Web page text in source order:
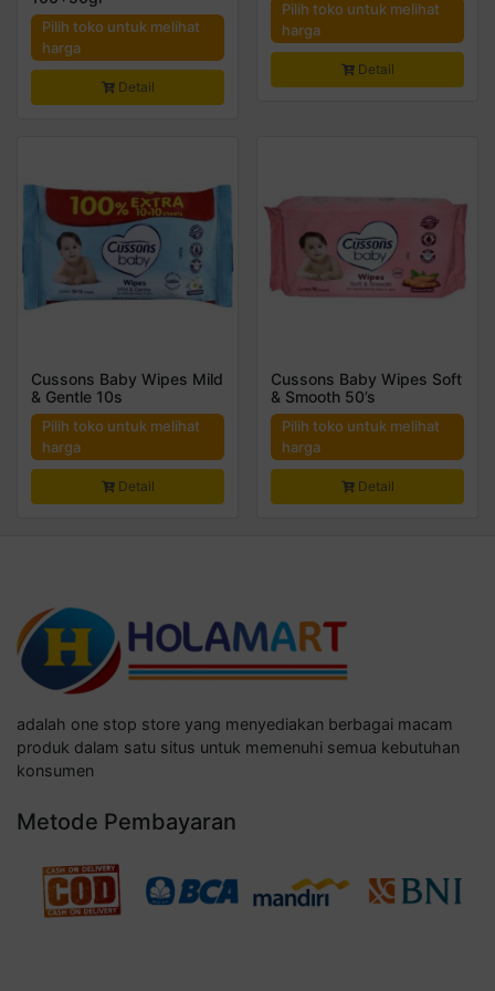
Pilih toko untuk melihat
harga
Detail
Pilih toko untuk melihat
harga
Detail
Cussons Baby Wipes Mild
& Gentle 10s
Pilih toko untuk melihat
harga
Detail
Cussons Baby Wipes Soft
& Smooth 50’s
Pilih toko untuk melihat
harga
Detail
adalah one stop store yang menyediakan berbagai macam
produk dalam satu situs untuk memenuhi semua kebutuhan
konsumen
Metode Pembayaran